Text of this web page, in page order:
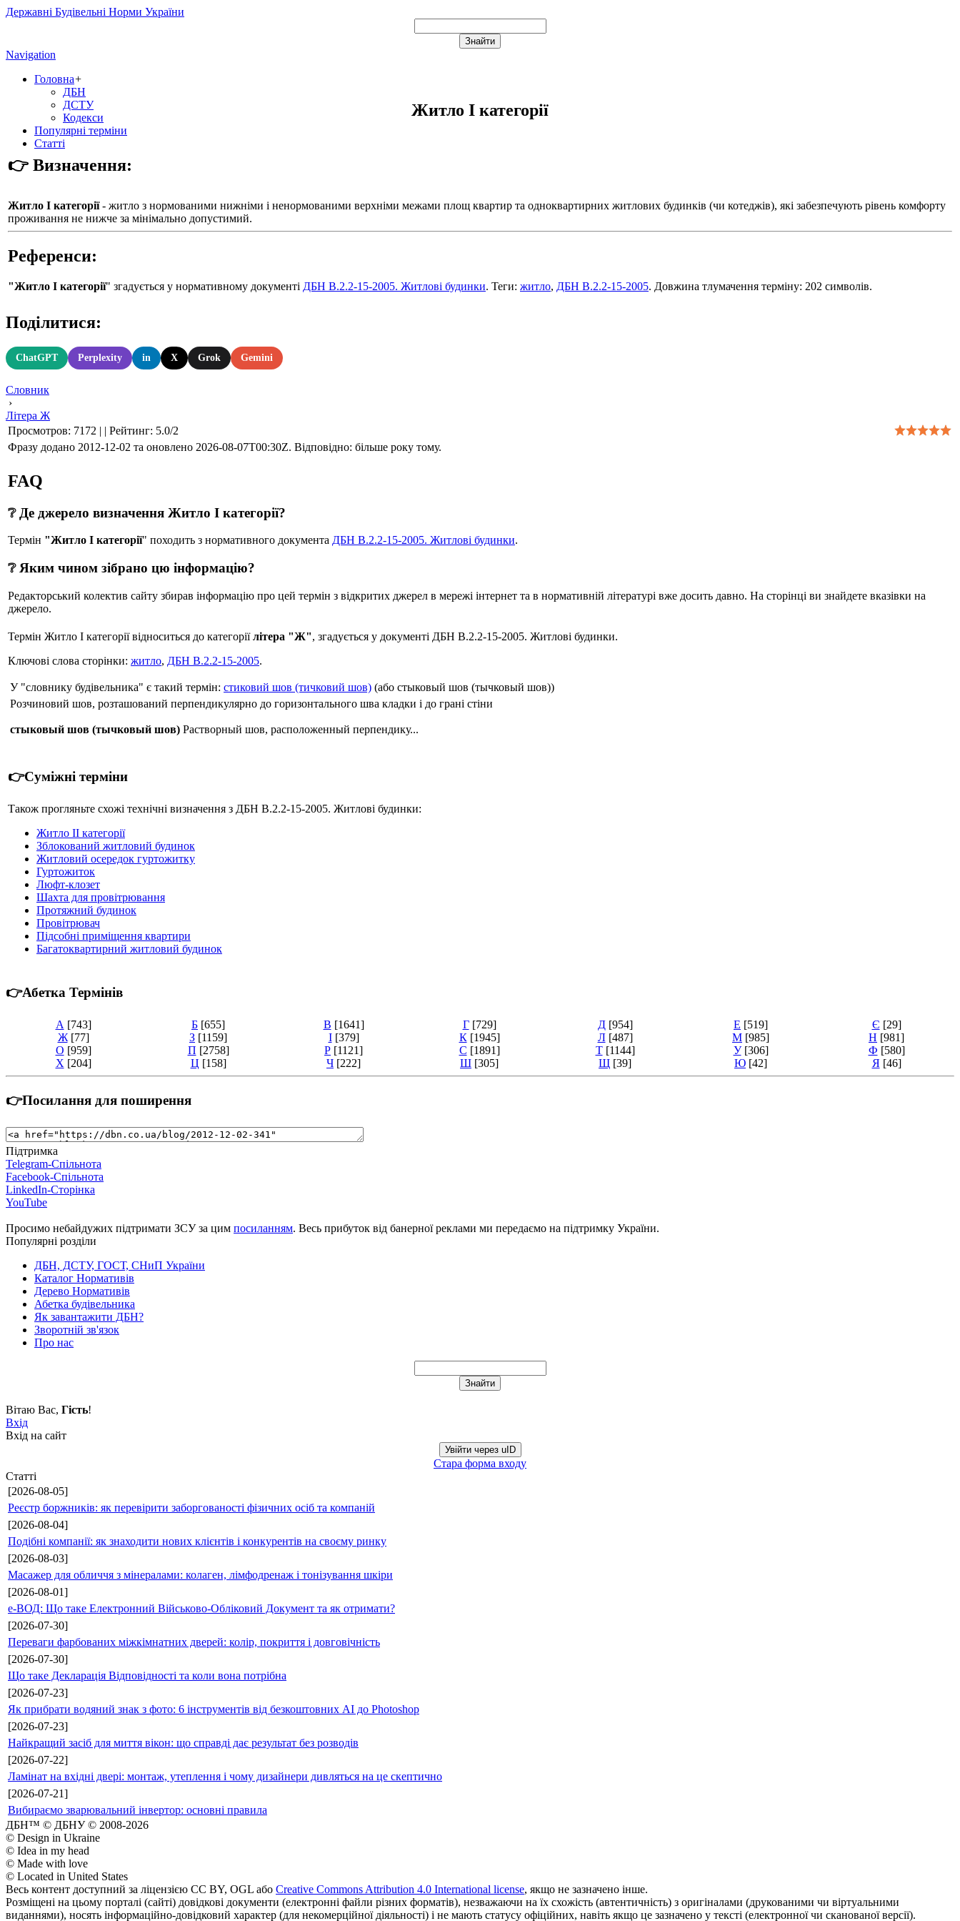
Державні Будівельні Норми України
Navigation
Головна+
ДБН
ДСТУ
Кодекси
Популярні терміни
Статті
Житло І категорії
👉 Визначення:
Житло І категорії- житло з нормованими нижніми і ненормованими верхніми межами площ квартир та одноквартирних житлових будинків (чи котеджів), які забезпечують рівень комфорту
проживання не нижче за мінімально допустимий.
Референси:
"Житло І категорії" згадується у нормативному документі ДБН В.2.2-15-2005. Житлові будинки. Теги: житло, ДБН В.2.2-15-2005. Довжина тлумачення терміну: 202 символів.
Поділитися:
ChatGPT Perplexity in X Grok Gemini
Словник
›
Літера Ж
Просмотров: 7172 | | Рейтинг: 5.0/2
Фразу додано 2012-12-02 та оновлено 2026-08-07T00:30Z. Відповідно: більше року тому.
FAQ
❔ Де джерело визначення Житло І категорії?
Термін "Житло І категорії" походить з нормативного документа ДБН В.2.2-15-2005. Житлові будинки.
❔ Яким чином зібрано цю інформацію?
Редакторський колектив сайту збирав інформацію про цей термін з відкритих джерел в мережі інтернет та в нормативній літературі вже досить давно. На сторінці ви знайдете вказівки на
джерело.
Термін Житло І категорії відноситься до категоріїлітера "Ж", згадується у документі ДБН В.2.2-15-2005. Житлові будинки.
Ключові слова сторінки: житло, ДБН В.2.2-15-2005.
У "словнику будівельника" є такий термін: стиковий шов (тичковий шов) (або стыковый шов (тычковый шов))
Розчиновий шов, розташований перпендикулярно до горизонтального шва кладки і до грані стіни
стыковый шов (тычковый шов) Растворный шов, расположенный перпендику...
👉Суміжні терміни
Також прогляньте схожі технічні визначення з ДБН В.2.2-15-2005. Житлові будинки:
Житло II категорії
Зблокований житловий будинок
Житловий осередок гуртожитку
Гуртожиток
Люфт-клозет
Шахта для провітрювання
Протяжний будинок
Провітрювач
Підсобні приміщення квартири
Багатоквартирний житловий будинок
👉Абетка Термінів
А [743] Б [655] В [1641] Г [729] Д [954] Е [519] Є [29]
Ж [77] З [1159] І [379] К [1945] Л [487] М [985] Н [981]
О [959] П [2758] Р [1121] С [1891] Т [1144] У [306] Ф [580]
Х [204] Ц [158] Ч [222] Ш [305] Щ [39] Ю [42] Я [46]
👉Посилання для поширення
Підтримка
Telegram-Спільнота
Facebook-Спільнота
LinkedIn-Сторінка
YouTube
Просимо небайдужих підтримати ЗСУ за цим посиланням. Весь прибуток від банерної реклами ми передаємо на підтримку України.
Популярні розділи
ДБН, ДСТУ, ГОСТ, СНиП України
Каталог Нормативів
Дерево Нормативів
Абетка будівельника
Як завантажити ДБН?
Зворотній зв'язок
Про нас
Вітаю Вас, Гість!
Вхід
Вхід на сайт
Увійти через uID
Стара форма входу
Статті
[2026-08-05]
Реєстр боржників: як перевірити заборгованості фізичних осіб та компаній
[2026-08-04]
Подібні компанії: як знаходити нових клієнтів і конкурентів на своєму ринку
[2026-08-03]
Масажер для обличчя з мінералами: колаген, лімфодренаж і тонізування шкіри
[2026-08-01]
е-ВОД: Що таке Електронний Військово-Обліковий Документ та як отримати?
[2026-07-30]
Переваги фарбованих міжкімнатних дверей: колір, покриття і довговічність
[2026-07-30]
Що таке Декларація Відповідності та коли вона потрібна
[2026-07-23]
Як прибрати водяний знак з фото: 6 інструментів від безкоштовних AI до Photoshop
[2026-07-23]
Найкращий засіб для миття вікон: що справді дає результат без розводів
[2026-07-22]
Ламінат на вхідні двері: монтаж, утеплення і чому дизайнери дивляться на це скептично
[2026-07-21]
Вибираємо зварювальний інвертор: основні правила
ДБН™ © ДБНУ © 2008-2026
© Design in Ukraine
© Idea in my head
© Made with love
© Located in United States
Весь контент доступний за ліцензією CC BY, OGL або Creative Commons Attribution 4.0 International license, якщо не зазначено інше.
Розміщені на цьому порталі (сайті) довідкові документи (електронні файли різних форматів), незважаючи на їх схожість (автентичність) з оригіналами (друкованими чи віртуальними
виданнями), носять інформаційно-довідковий характер (для некомерційної діяльності) і не мають статусу офіційних, навіть якщо це зазначено у тексті (електронної чи сканованої версії).